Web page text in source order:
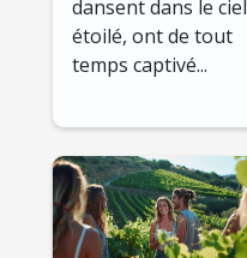
dansent dans le ciel
étoilé, ont de tout
temps captivé...